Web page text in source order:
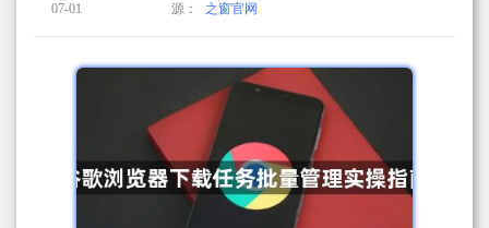
07-01
源：
之窗官网